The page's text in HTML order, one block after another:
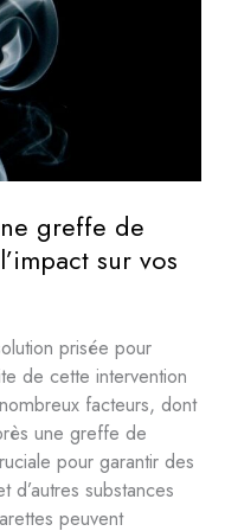
greffe de
sur vos
prisée pour
de cette intervention
facteurs, dont
une greffe de
pour garantir des
d’autres substances
peuvent